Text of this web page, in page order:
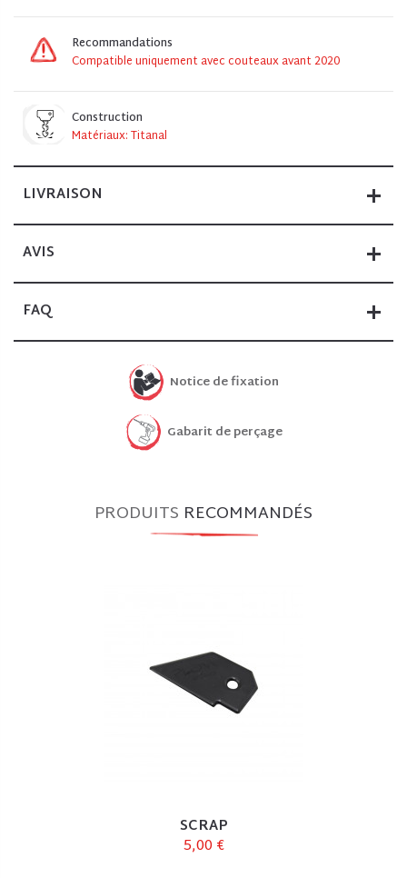
Recommandations
Compatible uniquement avec couteaux avant 2020
Construction
Matériaux: Titanal
LIVRAISON
AVIS
FAQ
Notice de fixation
Gabarit de perçage
PRODUITS RECOMMANDÉS
SCRAP
5,00 €